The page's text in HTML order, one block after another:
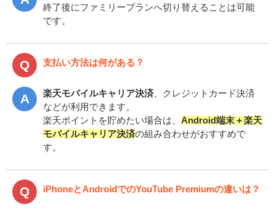
終了後にファミリープランへ切り替えることは可能
です。
支払い方法は何がある？
楽天モバイルキャリア決済 、クレジットカード決済
などが利用できます。
楽天ポイントを貯めたい場合は、 Android端末＋楽天
モバイルキャリア決済の組み合わせがおすすめで
す。
iPhoneとAndroidでのYouTube Premiumの違いは？